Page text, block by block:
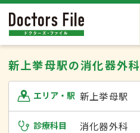
新上挙母駅の消化器外科
エリア・駅 新上挙母駅
診療科目 消化器外科